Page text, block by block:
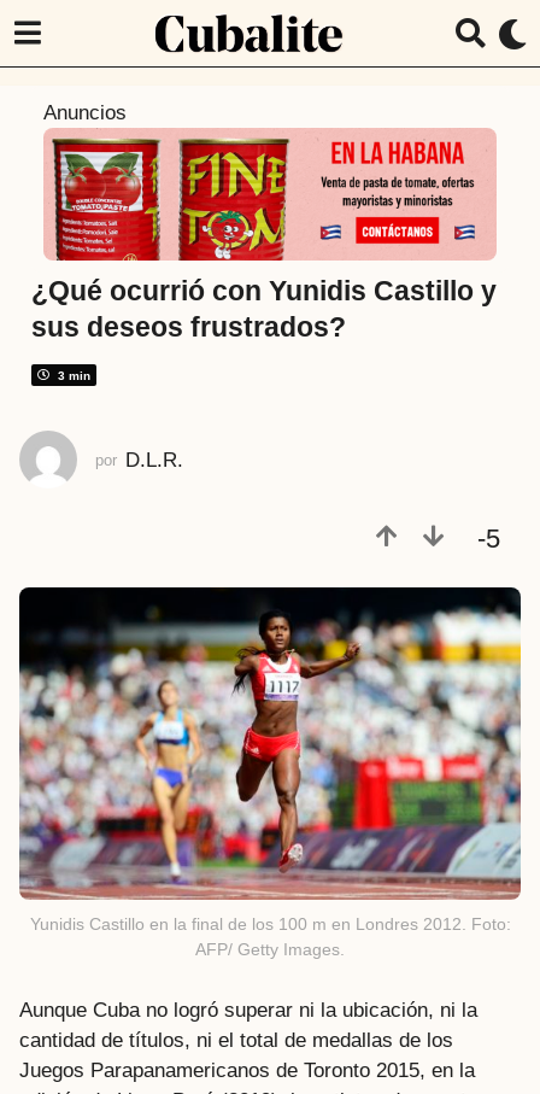
r
á
s
m
e
a
r
á
s
Anuncios
¿Qué ocurrió con Yunidis Castillo y
sus deseos frustrados?
3 min
por D.L.R.
-5
Yunidis Castillo en la final de los 100 m en Londres 2012. Foto:
AFP/ Getty Images.
Aunque Cuba no logró superar ni la ubicación, ni la
cantidad de títulos, ni el total de medallas de los
Juegos Parapanamericanos de Toronto 2015, en la